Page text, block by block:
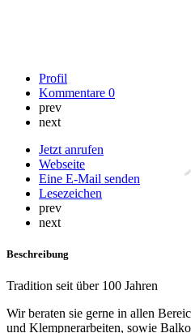
Profil
Kommentare 0
prev
next
Jetzt anrufen
Webseite
Eine E-Mail senden
Lesezeichen
prev
next
Beschreibung
Tradition seit über 100 Jahren
Wir beraten sie gerne in allen
und Klempnerarbeiten, sowie